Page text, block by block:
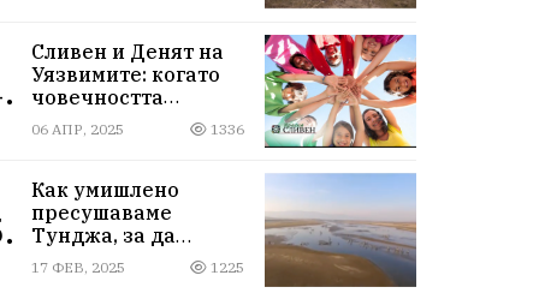
Сливен и Денят на
Уязвимите: когато
човечността
надмогва
предразсъдъците
06 АПР, 2025 1336
Как умишлено
пресушаваме
Тунджа, за да
пълним Марица и…
джобовете на частни
17 ФЕВ, 2025 1225